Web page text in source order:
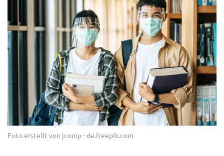
Foto erstellt von jcomp - de.freepik.com